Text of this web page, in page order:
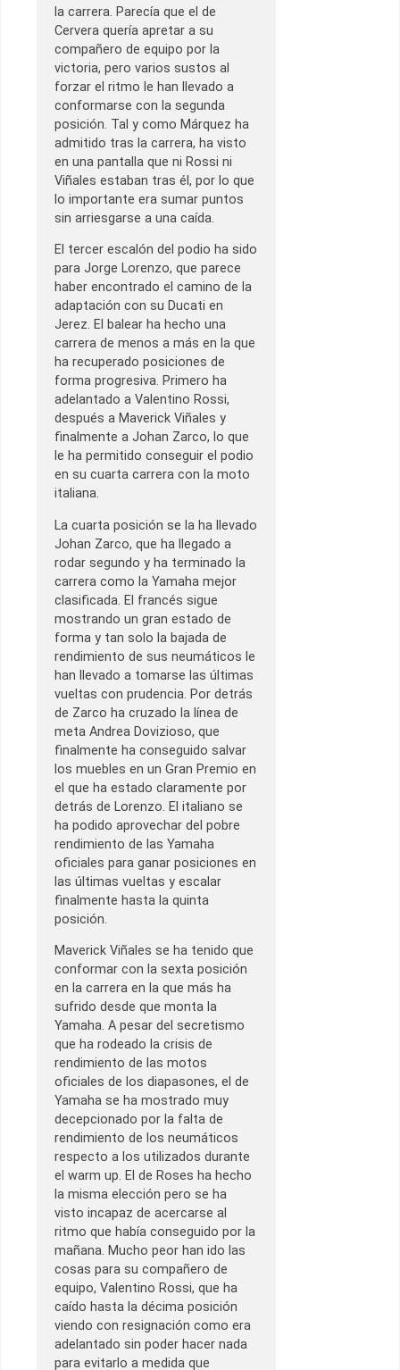
la carrera. Parecía que el de
Cervera quería apretar a su
compañero de equipo por la
victoria, pero varios sustos al
forzar el ritmo le han llevado a
conformarse con la segunda
posición. Tal y como Márquez ha
admitido tras la carrera, ha visto
en una pantalla que ni Rossi ni
Viñales estaban tras él, por lo que
lo importante era sumar puntos
sin arriesgarse a una caída.
El tercer escalón del podio ha sido
para Jorge Lorenzo, que parece
haber encontrado el camino de la
adaptación con su Ducati en
Jerez. El balear ha hecho una
carrera de menos a más en la que
ha recuperado posiciones de
forma progresiva. Primero ha
adelantado a Valentino Rossi,
después a Maverick Viñales y
finalmente a Johan Zarco, lo que
le ha permitido conseguir el podio
en su cuarta carrera con la moto
italiana.
La cuarta posición se la ha llevado
Johan Zarco, que ha llegado a
rodar segundo y ha terminado la
carrera como la Yamaha mejor
clasificada. El francés sigue
mostrando un gran estado de
forma y tan solo la bajada de
rendimiento de sus neumáticos le
han llevado a tomarse las últimas
vueltas con prudencia. Por detrás
de Zarco ha cruzado la línea de
meta Andrea Dovizioso, que
finalmente ha conseguido salvar
los muebles en un Gran Premio en
el que ha estado claramente por
detrás de Lorenzo. El italiano se
ha podido aprovechar del pobre
rendimiento de las Yamaha
oficiales para ganar posiciones en
las últimas vueltas y escalar
finalmente hasta la quinta
posición.
Maverick Viñales se ha tenido que
conformar con la sexta posición
en la carrera en la que más ha
sufrido desde que monta la
Yamaha. A pesar del secretismo
que ha rodeado la crisis de
rendimiento de las motos
oficiales de los diapasones, el de
Yamaha se ha mostrado muy
decepcionado por la falta de
rendimiento de los neumáticos
respecto a los utilizados durante
el warm up. El de Roses ha hecho
la misma elección pero se ha
visto incapaz de acercarse al
ritmo que había conseguido por la
mañana. Mucho peor han ido las
cosas para su compañero de
equipo, Valentino Rossi, que ha
caído hasta la décima posición
viendo con resignación como era
adelantado sin poder hacer nada
para evitarlo a medida que